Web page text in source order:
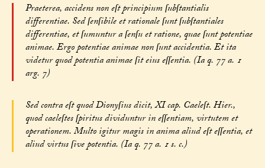
Praeterea, accidens non eſt principium ſubſtantialis
differentiae. Sed ſenſibile et rationale ſunt ſubſtantiales
differentiae, et ſumuntur a ſenſu et ratione, quae ſunt potentiae
animae. Ergo potentiae animae non ſunt accidentia. Et ita
videtur quod potentia animae ſit eius eſſentia. (Ia q. 77 a. 1
arg. 7)
Sed contra eſt quod Dionyſius dicit, XI cap. Caeleſt. Hier.,
quod caeleſtes ſpiritus dividuntur in eſſentiam, virtutem et
operationem. Multo igitur magis in anima aliud eſt eſſentia, et
aliud virtus ſive potentia. (Ia q. 77 a. 1 s. c.)